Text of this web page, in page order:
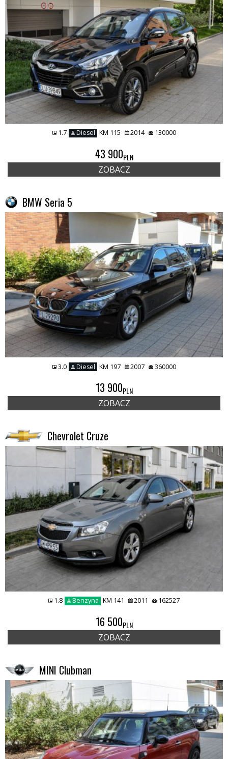
1.7 Diesel KM 115 2014 130000
43 900PLN
ZOBACZ
BMW Seria 5
3.0 Diesel KM 197 2007 360000
13 900PLN
ZOBACZ
Chevrolet Cruze
1.8 Benzyna KM 141 2011 162527
16 500PLN
ZOBACZ
MINI Clubman